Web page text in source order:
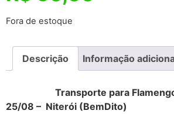
Fora de estoque
Descrição Informação
Transporte para Flamengo
25/08 – Niterói (BemDito)